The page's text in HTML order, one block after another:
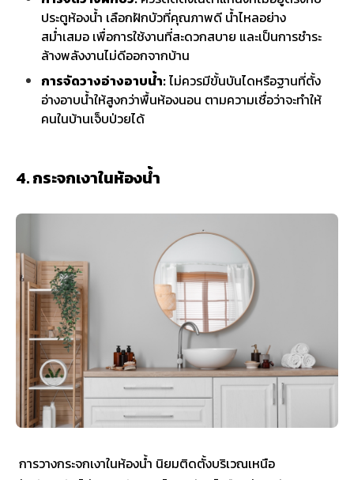
ประตูห้องน้ำ เลือกฝักบัวที่คุณภาพดี น้ำไหลอย่าง
สม่ำเสมอ เพื่อการใช้งานที่สะดวกสบาย และเป็นการชำระ
ล้างพลังงานไม่ดีออกจากบ้าน
การจัดวางอ่างอาบน้ำ:ไม่ควรมีขั้นบันไดหรือฐานที่ตั้ง
อ่างอาบน้ำให้สูงกว่าพื้นห้องนอน ตามความเชื่อว่าจะทำให้
คนในบ้านเจ็บป่วยได้
4. กระจกเงาในห้องน้ำ
การวางกระจกเงาในห้องน้ำ นิยมติดตั้งบริเวณเหนือ